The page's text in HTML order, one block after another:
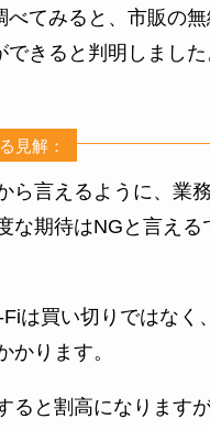
べてみると、市販の
きると判明しました
見解：
ら言えるように、業
な期待はNGと言える
は買い切りではなく
かります。
ると割高になります